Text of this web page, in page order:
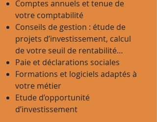
Comptes annuels et tenue de
votre comptabilité
Conseils de gestion : étude de
projets d’investissement, calcul
de votre seuil de rentabilité…
Paie et déclarations sociales
Formations et logiciels adaptés à
votre métier
Etude d’opportunité
d’investissement